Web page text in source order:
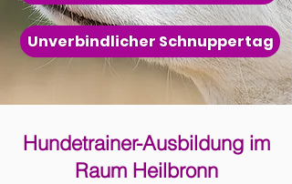
Unverbindlicher Schnuppertag
Hundetrainer-Ausbildung im
Raum Heilbronn